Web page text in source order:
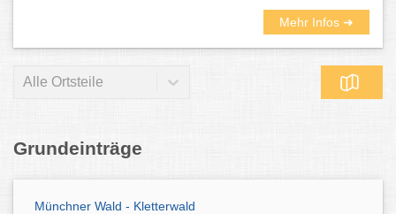
Mehr Infos ➜
Alle Ortsteile
Grundeinträge
Münchner Wald - Kletterwald